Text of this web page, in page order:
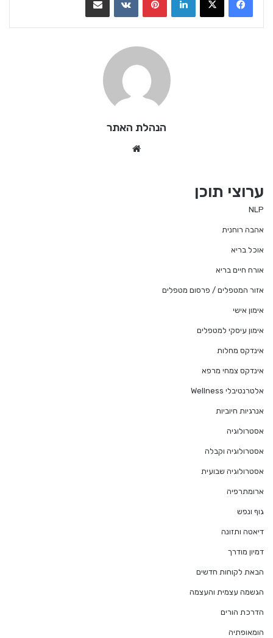
הנהלת האתר
ערוצי תוכן
NLP
אהבה רוחנית
אוכל בריא
אורח חיים בריא
אזור המטפלים / פרסום מטפלים
אימון אישי
אימון עיסקי למטפלים
אינדקס מחלות
אינדקס צמחי מרפא
אלטרנטיבלי Wellness
אנרגיות חיוביות
אסטרולוגיה
אסטרולוגיה וקבלה
אסטרולוגיה שבועית
ארומתרפיה
גוף ונפש
דיאטה ותזונה
דמיון מודרך
הבאת לקוחות חדשים
הגשמה עצמית והעצמה
הדרכת הורים
הומאופתיה